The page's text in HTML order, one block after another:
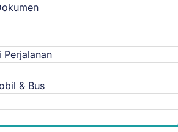
Perjalanan
& Bus